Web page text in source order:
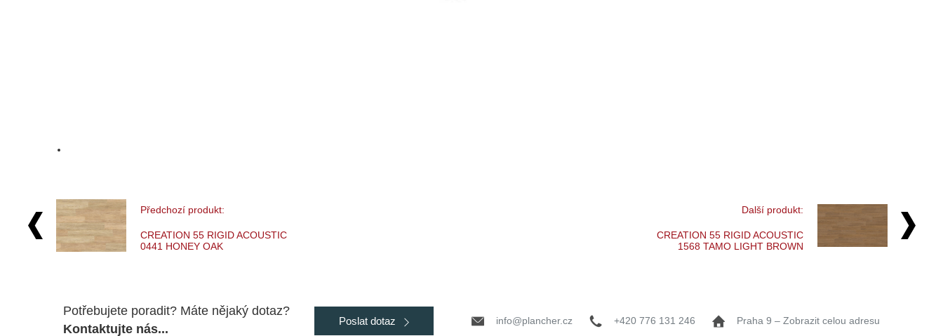
Předchozí produkt:
CREATION 55 RIGID ACOUSTIC
0441 HONEY OAK
Další produkt:
CREATION 55 RIGID ACOUSTIC
1568 TAMO LIGHT BROWN
Potřebujete poradit? Máte nějaký dotaz?
Kontaktujte nás...
Poslat dotaz info@plancher.cz +420 776 131 246 Praha 9 – Zobrazit celou adresu